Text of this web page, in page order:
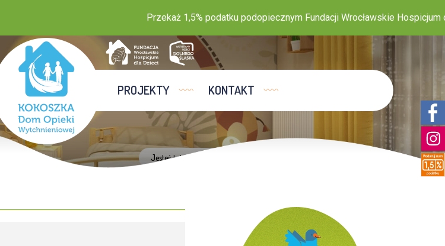
Przekaż 1,5% podatku podopiecznym Fundacji Wrocławskie Hospicjum
PROJEKTY KONTAKT
Jesteś tutaj: